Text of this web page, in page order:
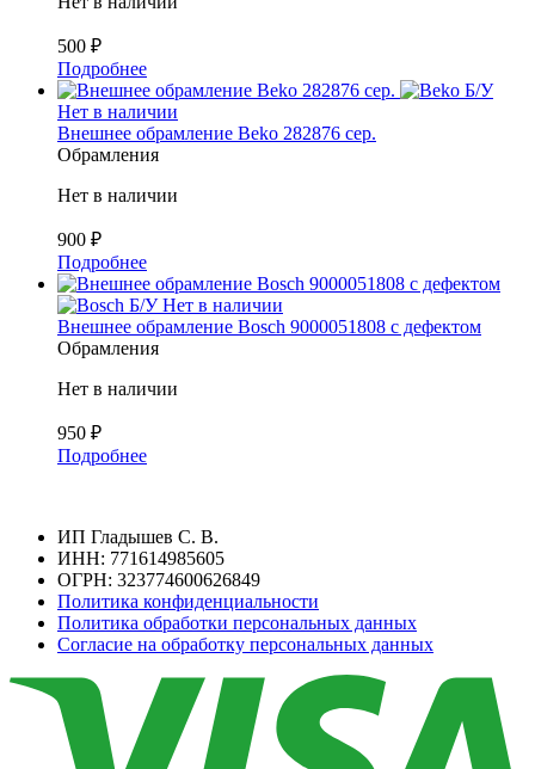
500 ₽
Подробнее
Б/У
Нет в наличии
Внешнее обрамление Beko 282876 сер.
Обрамления
Нет в наличии
900 ₽
Подробнее
Б/У Нет в наличии
Внешнее обрамление Bosch 9000051808 с дефектом
Обрамления
Нет в наличии
950 ₽
Подробнее
ИП Гладышев С. В.
ИНН: 771614985605
ОГРН: 323774600626849
Политика конфиденциальности
Политика обработки персональных данных
Согласие на обработку персональных данных